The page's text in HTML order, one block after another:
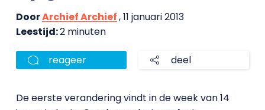
DoorArchief Archief, 11 januari 2013
Leestijd:2 minuten
reageer deel
De eerste verandering vindt in de week van 14